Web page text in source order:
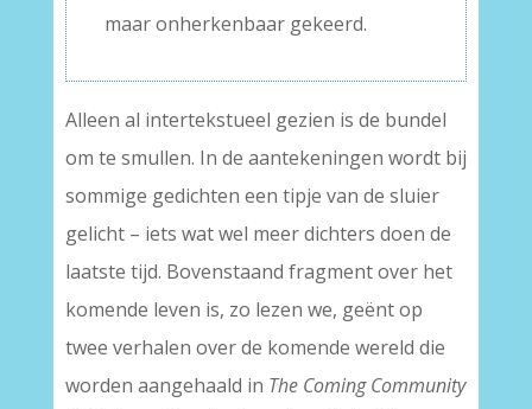
maar onherkenbaar gekeerd.
Alleen al intertekstueel gezien is de bundel
om te smullen. In de aantekeningen wordt bij
sommige gedichten een tipje van de sluier
gelicht – iets wat wel meer dichters doen de
laatste tijd. Bovenstaand fragment over het
komende leven is, zo lezen we, geënt op
twee verhalen over de komende wereld die
worden aangehaald in The Coming Community